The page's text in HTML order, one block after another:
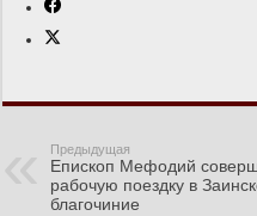
Предыдущая
Епископ Мефодий
рабочую поездку в
благочиние